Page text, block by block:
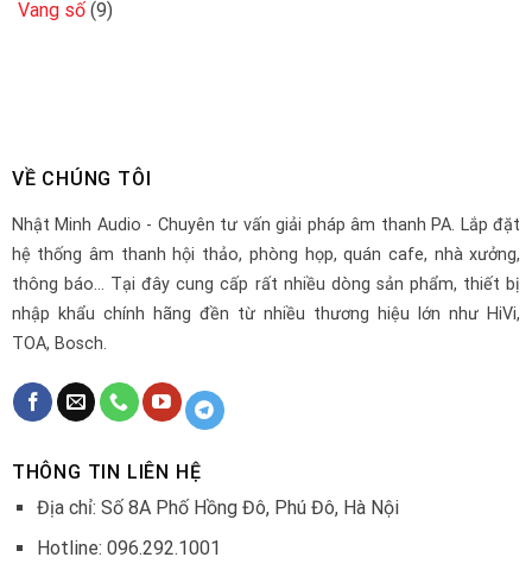
Vang số (9)
VỀ CHÚNG TÔI
Nhật Minh Audio - Chuyên tư vấn giải pháp âm thanh PA. Lắp đặt
hệ thống âm thanh hội thảo, phòng họp, quán cafe, nhà xưởng,
thông báo... Tại đây cung cấp rất nhiều dòng sản phẩm, thiết bị
nhập khẩu chính hãng đền từ nhiều thương hiệu lớn như HiVi,
TOA, Bosch.
THÔNG TIN LIÊN HỆ
Địa chỉ: Số 8A Phố Hồng Đô, Phú Đô, Hà Nội
Hotline: 096.292.1001